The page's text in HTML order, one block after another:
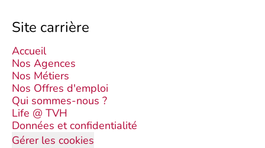
Site carrière
Accueil
Nos Agences
Nos Métiers
Nos Offres d'emploi
Qui sommes-nous ?
Life @ TVH
Données et confidentialité
Gérer les cookies